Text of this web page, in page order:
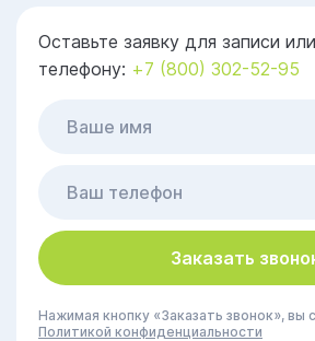
Оставьте заявку для записи
телефону: +7 (800) 302-52-95
Заказать
Нажимая кнопку «Заказать звонок», вы
Политикой конфиденциальности